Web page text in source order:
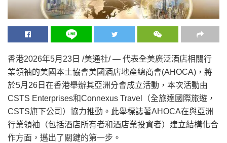
香港2026年5月23日 /美通社/ — 代表全美廣泛酒店相關行
業領袖的美國本土協會美國酒店地產總商會(AHOCA)，將
於5月26日在香港舉辦其亞洲分會成立活動，本次活動由
CSTS Enterprises和Connexus Travel（全旅達國際旅遊，
CSTS旗下公司）協力推動。此舉標誌著AHOCA在與亞洲
行業領袖（包括酒店所有者和酒店業投資者）建立結構化合
作方面，邁出了關鍵的第一步。